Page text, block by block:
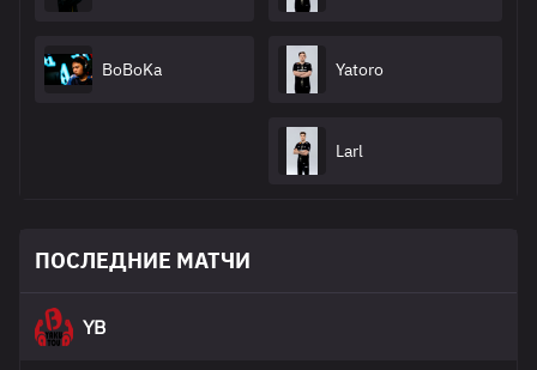
BoBoKa Yatoro
Larl
ПОСЛЕДНИЕ МАТЧИ
YB